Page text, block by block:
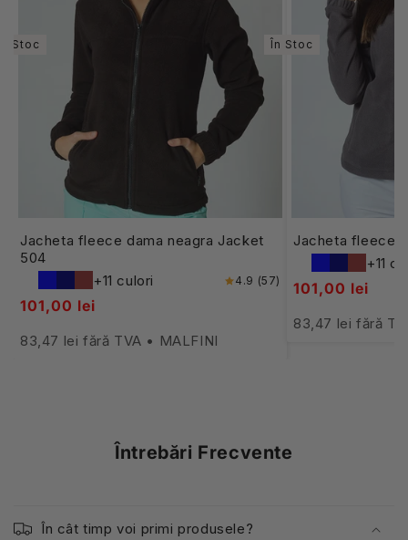
Stoc
Jacheta fleece dama neagra Jacket
504
+11 culori
4.9 (57)
101,00 lei
83,47 lei fără TVA • MALFINI
În Stoc
Jacheta fleece
+11
101,00 lei
83,47 lei fără
Întrebări Frecvente
În cât timp voi primi produsele?